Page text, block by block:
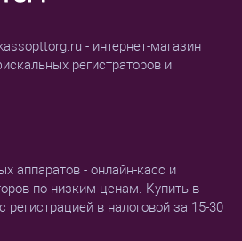
- интернет-магазин
регистраторов и
аппаратов - онлайн-касс и
по низким ценам. Купить в
регистрацией в налоговой за 15-30